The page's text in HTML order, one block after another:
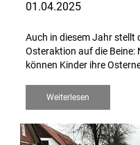
01.04.2025
Auch in diesem Jahr stellt
Osteraktion auf die Beine:
können Kinder ihre
Weiterlesen